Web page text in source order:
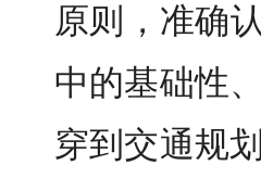
原则，准确
中的基础性
穿到交通规